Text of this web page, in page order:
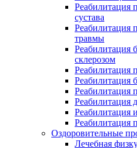
Реабилитация
сустава
Реабилитация
травмы
Реабилитация
склерозом
Реабилитация
Реабилитация
Реабилитация
Реабилитация
Реабилитация
Реабилитация
Оздоровительные
Лечебная